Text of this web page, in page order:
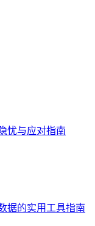
忧与应对指南
据的实用工具指南